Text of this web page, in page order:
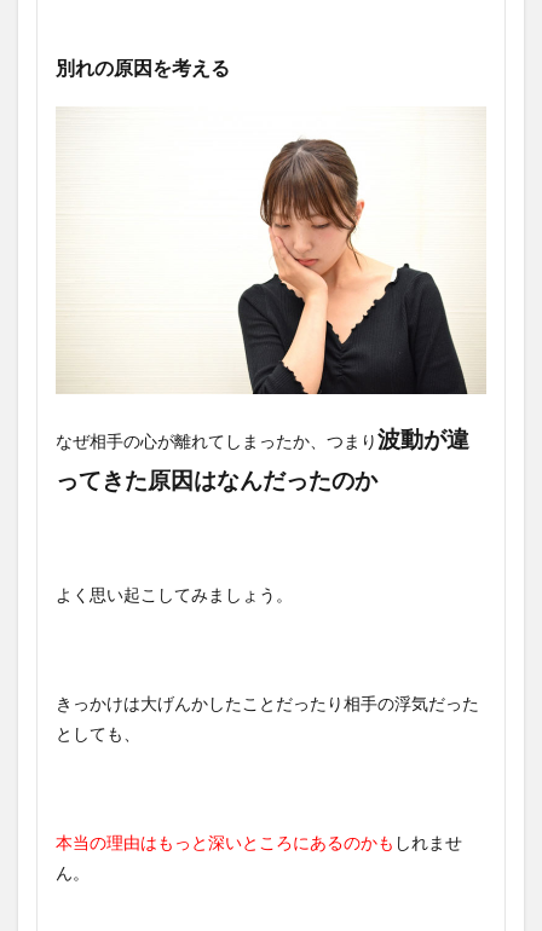
別れの原因を考える
なぜ相手の心が離れてしまったか、つまり波動が違
ってきた原因はなんだったのか
よく思い起こしてみましょう。
きっかけは大げんかしたことだったり相手の浮気だった
としても、
本当の理由はもっと深いところにあるのかも しれませ
ん。